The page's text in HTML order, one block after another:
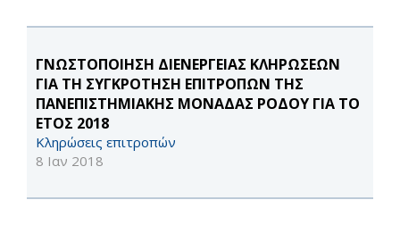
ΓΝΩΣΤΟΠΟΙΗΣΗ ΔΙΕΝΕΡΓΕΙΑΣ ΚΛΗΡΩΣΕΩΝ
ΓΙΑ ΤΗ ΣΥΓΚΡΟΤΗΣΗ ΕΠΙΤΡΟΠΩΝ ΤΗΣ
ΠΑΝΕΠΙΣΤΗΜΙΑΚΗΣ ΜΟΝΑΔΑΣ ΡΟΔΟΥ ΓΙΑ ΤΟ
ΕΤΟΣ 2018
Κληρώσεις επιτροπών
8 Ιαν 2018